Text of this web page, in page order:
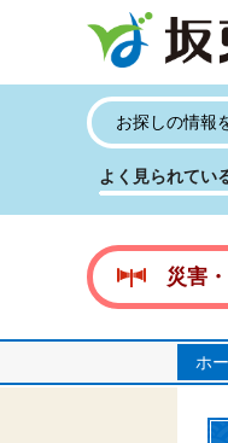
よく見られてい
災害
ホ